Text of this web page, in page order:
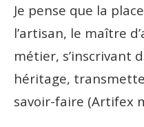
Je pense que la
l’artisan, le maître
métier, s’inscrivant
héritage,
savoir-faire (Artifex